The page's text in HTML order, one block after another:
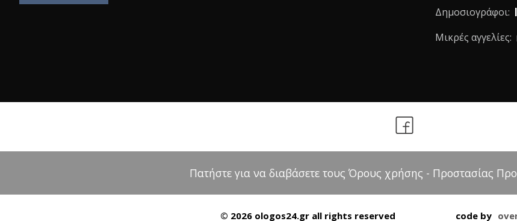
Δημοσιογράφοι:
Μικρές αγγελίες:
Πατήστε για να διαβάσετε τους Όρους χρήσης - Προστασίας
© 2026 ologos24.gr all rights reserved code by